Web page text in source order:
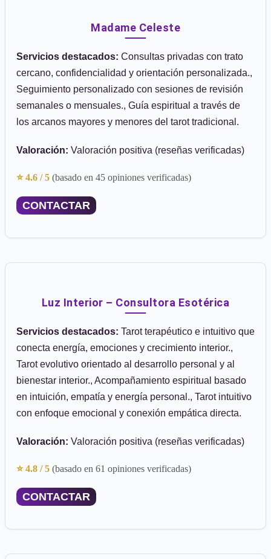
Madame Celeste
Servicios destacados: Consultas privadas con trato
cercano, confidencialidad y orientación personalizada.,
Seguimiento personalizado con sesiones de revisión
semanales o mensuales., Guía espiritual a través de
los arcanos mayores y menores del tarot tradicional.
Valoración: Valoración positiva (reseñas verificadas)
⭐ 4.6 / 5 (basado en 45 opiniones verificadas)
CONTACTAR
Luz Interior – Consultora Esotérica
Servicios destacados: Tarot terapéutico e intuitivo que
conecta energía, emociones y crecimiento interior.,
Tarot evolutivo orientado al desarrollo personal y al
bienestar interior., Acompañamiento espiritual basado
en intuición, empatía y energía personal., Tarot intuitivo
con enfoque emocional y conexión empática directa.
Valoración: Valoración positiva (reseñas verificadas)
⭐ 4.8 / 5 (basado en 61 opiniones verificadas)
CONTACTAR